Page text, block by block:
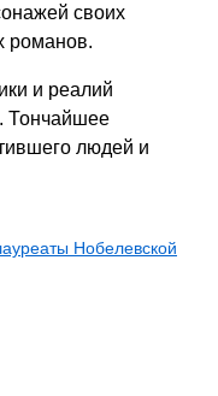
своих
романов.
и реалий
Тончайшее
людей и
Нобелевской